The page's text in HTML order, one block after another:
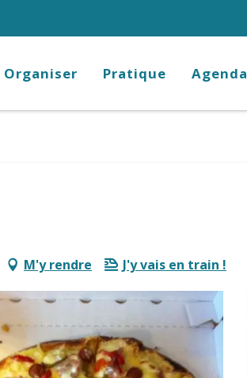
Organiser Pratique Agenda
M'y rendre J'y vais en train !